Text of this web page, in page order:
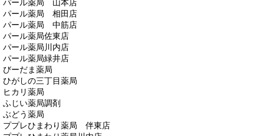
パール薬局 山本店
パール薬局 相田店
パール薬局 中筋店
パール薬局佐東店
パール薬局川内店
パール薬局緑井店
びーだま薬局
ひがしの三丁目薬局
ヒカリ薬局
ふじい薬局調剤
ぶどう薬局
ププレひまわり薬局 伴東店